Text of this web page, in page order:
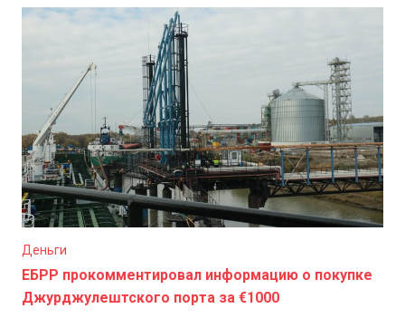
«Свободной Европе», что он обсудит это на встречах с
президентом Майей Санду и премьер-министром
Деньги
ЕБРР прокомментировал информацию о покупке
Джурджулештского порта за €1000